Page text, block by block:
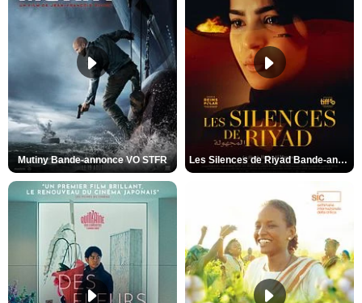
Mutiny Bande-annonce VO STFR Les Silences de Riyad Bande-annonce VO STFR